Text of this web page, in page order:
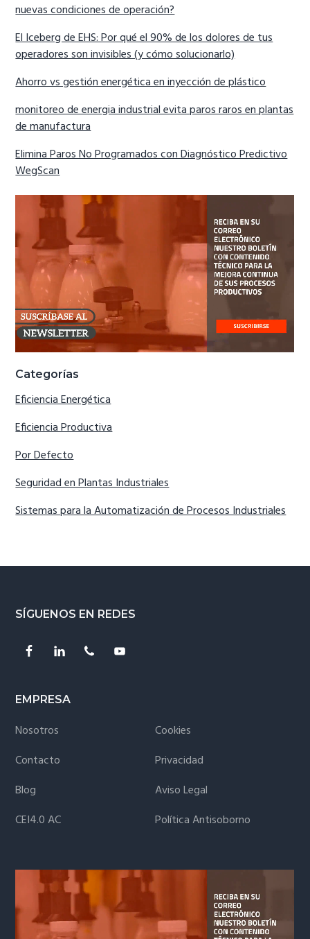
nuevas condiciones de operación?
El Iceberg de EHS: Por qué el 90% de los dolores de tus
operadores son invisibles (y cómo solucionarlo)
Ahorro vs gestión energética en inyección de plástico
monitoreo de energia industrial evita paros raros en plantas
de manufactura
Elimina Paros No Programados con Diagnóstico Predictivo
WegScan
Categorías
Eficiencia Energética
Eficiencia Productiva
Por Defecto
Seguridad en Plantas Industriales
Sistemas para la Automatización de Procesos Industriales
Footer
SÍGUENOS EN REDES
EMPRESA
Nosotros
Cookies
Contacto
Privacidad
Blog
Aviso Legal
CEI4.0 AC
Política Antisoborno